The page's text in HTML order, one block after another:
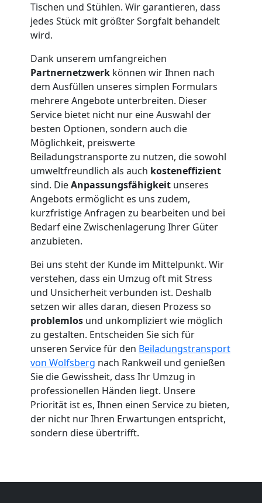
Tischen und Stühlen. Wir garantieren, dass
jedes Stück mit größter Sorgfalt behandelt
wird.
Dank unserem umfangreichen
Partnernetzwerk können wir Ihnen nach
dem Ausfüllen unseres simplen Formulars
mehrere Angebote unterbreiten. Dieser
Service bietet nicht nur eine Auswahl der
besten Optionen, sondern auch die
Möglichkeit, preiswerte
Beiladungstransporte zu nutzen, die sowohl
umweltfreundlich als auch kosteneffizient
sind. DieAnpassungsfähigkeit unseres
Angebots ermöglicht es uns zudem,
kurzfristige Anfragen zu bearbeiten und bei
Bedarf eine Zwischenlagerung Ihrer Güter
anzubieten.
Bei uns steht der Kunde im Mittelpunkt. Wir
verstehen, dass ein Umzug oft mit Stress
und Unsicherheit verbunden ist. Deshalb
setzen wir alles daran, diesen Prozess so
problemlos und unkompliziert wie möglich
zu gestalten. Entscheiden Sie sich für
unseren Service für den Beiladungstransport
von Wolfsberg nach Rankweil und genießen
Sie die Gewissheit, dass Ihr Umzug in
professionellen Händen liegt. Unsere
Priorität ist es, Ihnen einen Service zu bieten,
der nicht nur Ihren Erwartungen entspricht,
sondern diese übertrifft.
Wolfsberg
Möbeltransport
Wolfsberg
Beiladung
Wolfsberg
Mini
Umzug
Wolfsberg
Umzug
Mann
LKW
Wolfsberg